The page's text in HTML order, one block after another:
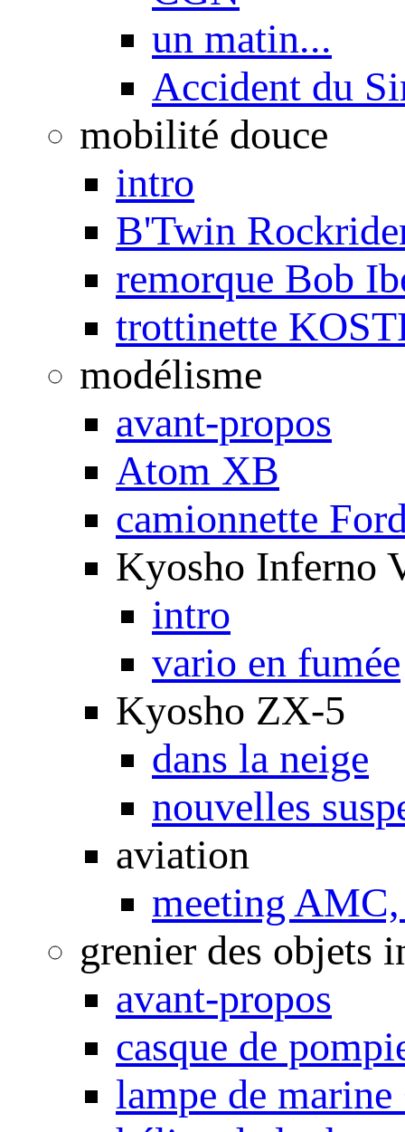
un matin...
Accident du
mobilité douce
intro
B'Twin
remorque Bob
trottinette
modélisme
avant-propos
Atom XB
camionnette
Kyosho Inferno
intro
vario en fumée
Kyosho ZX-5
dans la neige
nouvelles
aviation
meeting
grenier des objets
avant-propos
casque de
lampe de